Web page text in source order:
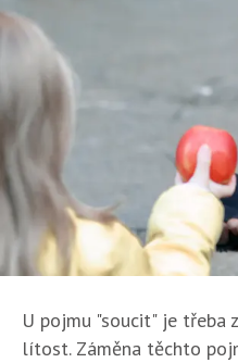
U pojmu "soucit" je třeba
lítost. Záměna těchto